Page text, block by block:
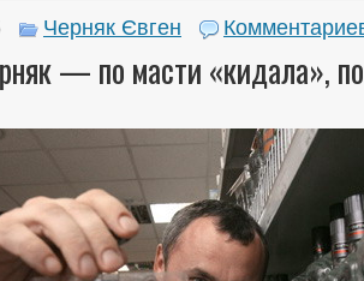
Черняк Євген
— по масти «кидала»,